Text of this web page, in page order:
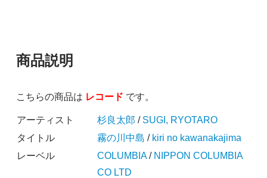
商品説明
こちらの商品は レコード です。
アーティスト 杉良太郎 / SUGI, RYOTARO
タイトル
霧の川中島 / kiri no kawanakajima
レーベル
COLUMBIA/ NIPPON COLUMBIA
CO LTD